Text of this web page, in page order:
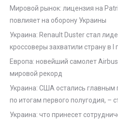
Мировой рынок: лицензия на
повлияет на оборону Украины
Украина: Renault Duster стал
кроссоверы захватили страну в I
Европа: новейший самолет
мировой рекорд
Украина: США остались главным
по итогам первого полугодия, –
Украина: что принесет